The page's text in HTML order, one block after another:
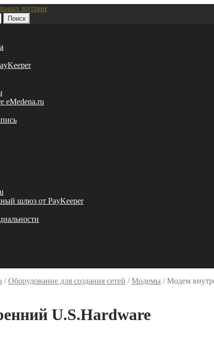
Поиск
eMedena.ru
шлюз от PayKeeper
/Оборудование для создания сетей /Модемы /Модем
U.S.Hardware